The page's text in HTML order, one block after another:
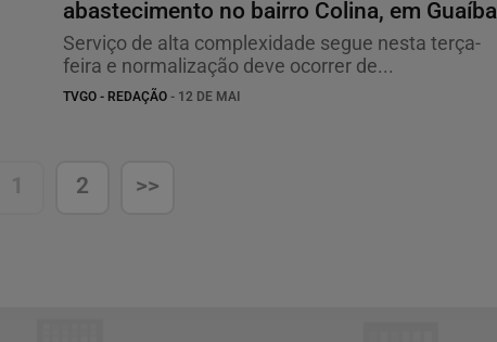
abastecimento no bairro Colina, em Guaíba
Serviço de alta complexidade segue nesta terça-
feira e normalização deve ocorrer de...
TVGO - REDAÇÃO - 12 DE MAI
1 2 >>